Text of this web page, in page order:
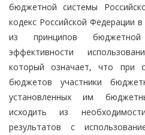
бюджетной системы
кодекс Российской Федерации
из принципов
эффективности
который означает, что при
бюджетов участники
установленных им
исходить из
результатов с